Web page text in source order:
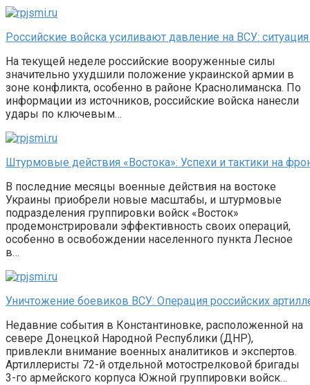
Российские войска усиливают давление на ВСУ:
На текущей неделе российские вооруженные силы
значительно ухудшили положение украинской армии в
зоне конфликта, особенно в районе Краснолиманска. По
информации из источников, российские войска нанесли
удары по ключевым…
Штурмовые действия «Востока»: Успехи и тактики на
В последние месяцы военные действия на востоке
Украины приобрели новые масштабы, и штурмовые
подразделения группировки войск «Восток»
продемонстрировали эффективность своих операций,
особенно в освобождении населенного пункта Лесное
в…
Уничтожение боевиков ВСУ: Операция российских
Недавние события в Константиновке, расположенной на
севере Донецкой Народной Республики (ДНР),
привлекли внимание военных аналитиков и экспертов.
Артиллеристы 72-й отдельной мотострелковой бригады
3-го армейского корпуса Южной группировки войск…